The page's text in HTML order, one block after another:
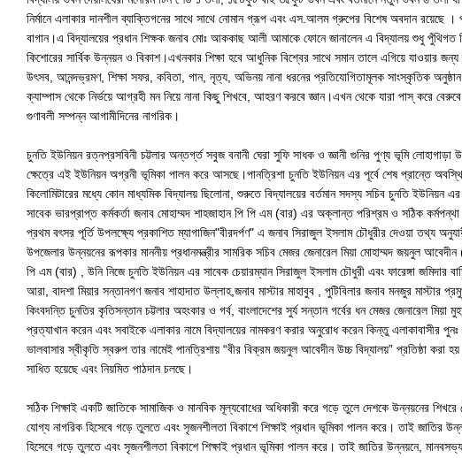
নির্মানে এলাকার দানশীল ব্যাক্তিগনের সাথে সাথে নোমান গ্রূপ এবং এস.আলম গ্রুপের বিশেষ অবদান রয়েছে ।
বাগান।এ বিদ্যালয়ের প্রধান শিক্ষক জনাব মোঃ আককাছ আলী আমাকে ফোনে জানালেন এ বিদ্যালয় শুধু পুঁথিগত
কিশোরের সার্বিক উন্নয়ন ও বিকাশ।এখনকার শিক্ষা হবে আধুনিক বিশ্বের সাথে সমান তালে এগিয়ে যাওয়ার
উৎসব, আনন্দভ্রমণ, শিক্ষা সফর, কবিতা, গান, নৃত্য, অভিনয় নানা ধরনের প্রতিযোগিতামূলক সাংস্কৃতিক
ক্যাম্পাস থেকে নির্ভয়ে আগ্রহী মন নিয়ে নানা কিছু শিখবে, আহরণ করবে জ্ঞান।এখন থেকে যারা পাস্ করে
গুণাবলী সম্পন্ন আগামীদিনের নাগরিক।
চুনতি ইউনিয়ন রত্নপ্রসবিনী চট্টলার অন্তর্গ্ত সবুজ বনানী ঘেরা সুফি সাধক ও জ্ঞানী গুনির পুণ্য ভূমি
ক্ষেত্রে এই ইউনিয়ন অগ্রনী ভূমিকা পালন করে আসছে।পানত্রিশা চুনতি ইউনিয়ন এর পূর্বে শেষ প্রান্তে
কিলোমিটারের মধ্যে কোন মাধ্যমিক বিদ্যালয় ছিলোনা, শুরুতে বিদ্যালয়ের বৰ্তমান সদস্য সচিব চুনতি ইউনিয়ন
সাবেক ভারপ্রাপ্ত কর্মকর্তা জনাব মোহাম্মদ শাহজাহান পি পি এম (বার) এর অক্লান্ত পরিশ্রম ও সঠিক
প্রথম বৎসর পূর্তি উপলক্ষ্যে প্রকাশিত ম্যাগাজিন"বীরদর্পণ" এ জনাব সিরাজুল ইসলাম চৌধুরীর দেওয়া তথ্য
উপজেলার উন্নয়নের রূপকার মাননীয় প্রধানমন্ত্রীর সামরিক সচিব মেজর জেনারেল মিয়া মোহাম্মদ জয়নুল
পি এম (বার) , উনি নিজে চুনতি ইউনিয়ন এর সাবেক চেয়ারম্যান সিরাজুল ইসলাম চৌধুরী এবং ফারেঙ্গা জমিদার
আরা, বাদশা মিয়ার সন্তানগণ জনাব শাহাদাত উল্লাহ,জনাব মাস্টার মাহাবুব , পুটিবিলার জনাব মনজুর
কিংবদন্তি চুনতির কৃতিসন্তান চট্টলার অহংকার ও গর্ব, বাংলাদেশের সুর্য সন্তান গর্বের ধন মেজর জেনারেল
প্রত্যাখান করেন এবং সবাইকে এলাকার নামে বিদ্যালয়ের নামকরণ করার অনুরোধ করেন কিন্তু এলাকাবাসীর
ভালবাসার স্বীকৃতি স্বরুপ তার নামেই পানত্রিশায় “বীর বিক্রম জয়নুল আবেদীন উচ্চ বিদ্যালয়” প্রতিষ্ঠা
সাধিত হয়েছে এবং নিয়মিত পাঠদান চলছে।
সঠিক শিক্ষাই একটি জাতিকে সামাজিক ও মানবিক মূল্যবোধের অধিকারী করে গড়ে তুলে দেশকে উন্নয়নের
যোগ্য নাগরিক হিসেবে গড়ে তুলতে এবং সৃজনশীলতা বিকাশে শিক্ষাই প্রধান ভূমিকা পালন করে। তাই জাতির
হিসেবে গড়ে তুলতে এবং সৃজনশীলতা বিকাশে শিক্ষাই প্রধান ভূমিকা পালন করে। তাই জাতির উন্নয়নে,